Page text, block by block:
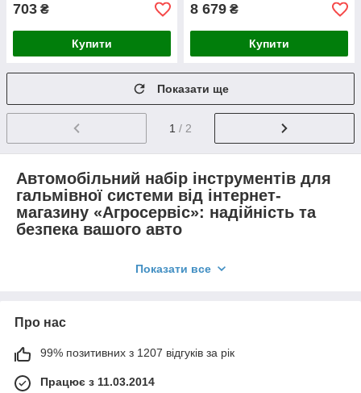
703 ₴
Купити
8 679 ₴
Купити
Показати ще
1 / 2
Автомобільний набір інструментів для
гальмівної системи від інтернет-
магазину «Агросервіс»: надійність та
безпека вашого авто
автомобіля. Її справність гарантує безпеку водія, пасажирів
інструменти, які забезпечать точність і ефективність роботи.
увагу на автомобільний набір інструментів від відомих
виробників, таких як YATO.
Чому варто купити автомобільний набір
Показати все
Про нас
99% позитивних з 1207 відгуків за рік
Працює з 11.03.2014